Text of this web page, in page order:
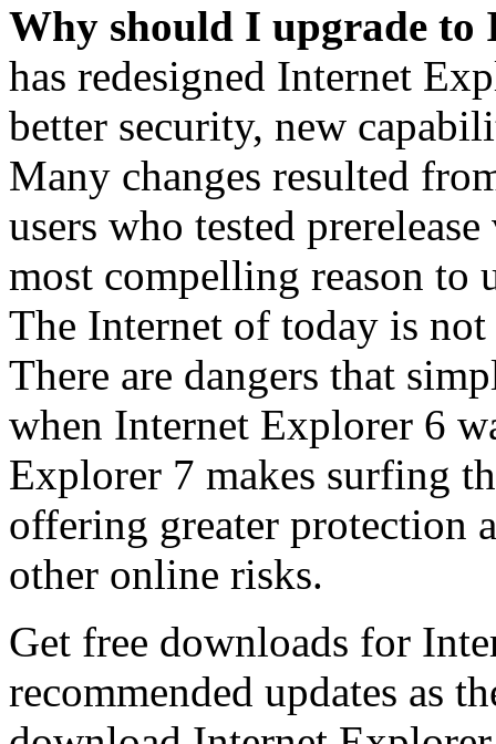
Why should I upgrade to
has redesigned Internet
better security, new
Many changes resulted
users who tested
most compelling reason to
The Internet of today is
There are dangers that
when Internet Explorer 6
Explorer 7 makes surfing
offering greater protection
other online risks.
Get free downloads for
recommended updates as